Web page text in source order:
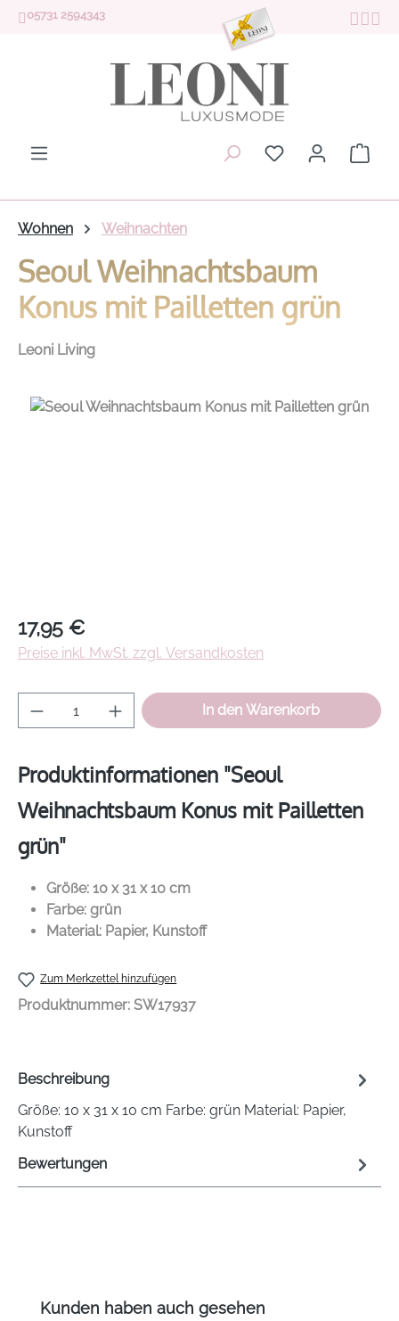
Zum Hauptinhalt springen
05731 2594343
Du hast 0
Wohnen Weihnachten
Seoul Weihnachtsbaum
Konus mit Pailletten grün
Leoni Living
Regulärer Preis:
17,95 €
Preise inkl. MwSt. zzgl. Versandkosten
Produkt Anzahl: Gib den gewünschten
In den Warenkorb
Produktinformationen "Seoul
Weihnachtsbaum Konus mit Pailletten
grün"
Größe: 10 x 31 x 10 cm
Farbe: grün
Material: Papier, Kunstoff
Zum Merkzettel hinzufügen
Produktnummer: SW17937
Beschreibung
Größe: 10 x 31 x 10 cm Farbe: grün Material: Papier,
Kunstoff
Bewertungen
Produktgalerie überspringen
Kunden haben auch gesehen